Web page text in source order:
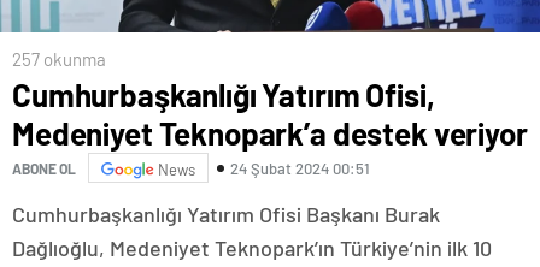
257 okunma
Cumhurbaşkanlığı Yatırım Ofisi,
Medeniyet Teknopark’a destek veriyor
ABONE OL News 24 Şubat 2024 00:51
Cumhurbaşkanlığı Yatırım Ofisi Başkanı Burak
Dağlıoğlu, Medeniyet Teknopark’ın Türkiye’nin ilk 10